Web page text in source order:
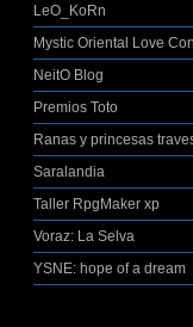
LeO_KoRn
Mystic Oriental Love
NeitO Blog
Premios Toto
Ranas y princesas
Saralandia
Taller RpgMaker xp
Voraz: La Selva
YSNE: hope of a dream